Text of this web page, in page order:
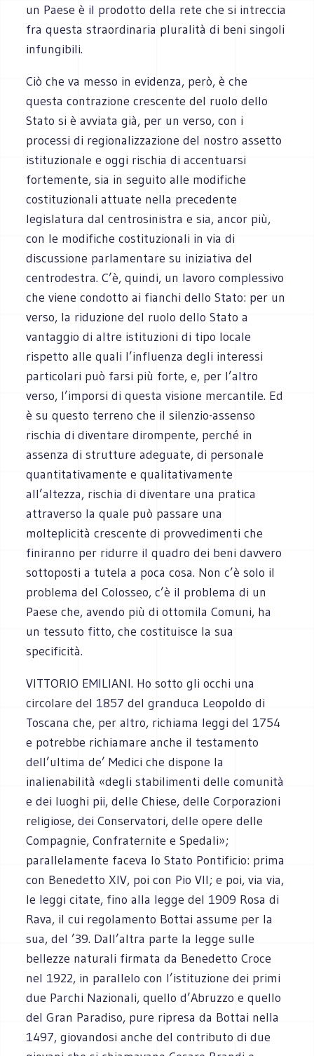
un Paese è il prodotto della rete che si intreccia
fra questa straordinaria pluralità di beni singoli
infungibili.
Ciò che va messo in evidenza, però, è che
questa contrazione crescente del ruolo dello
Stato si è avviata già, per un verso, con i
processi di regionalizzazione del nostro assetto
istituzionale e oggi rischia di accentuarsi
fortemente, sia in seguito alle modifiche
costituzionali attuate nella precedente
legislatura dal centrosinistra e sia, ancor più,
con le modifiche costituzionali in via di
discussione parlamentare su iniziativa del
centrodestra. C’è, quindi, un lavoro complessivo
che viene condotto ai fianchi dello Stato: per un
verso, la riduzione del ruolo dello Stato a
vantaggio di altre istituzioni di tipo locale
rispetto alle quali l’influenza degli interessi
particolari può farsi più forte, e, per l’altro
verso, l’imporsi di questa visione mercantile. Ed
è su questo terreno che il silenzio-assenso
rischia di diventare dirompente, perché in
assenza di strutture adeguate, di personale
quantitativamente e qualitativamente
all’altezza, rischia di diventare una pratica
attraverso la quale può passare una
molteplicità crescente di provvedimenti che
finiranno per ridurre il quadro dei beni davvero
sottoposti a tutela a poca cosa. Non c’è solo il
problema del Colosseo, c’è il problema di un
Paese che, avendo più di ottomila Comuni, ha
un tessuto fitto, che costituisce la sua
specificità.
VITTORIO EMILIANI. Ho sotto gli occhi una
circolare del 1857 del granduca Leopoldo di
Toscana che, per altro, richiama leggi del 1754
e potrebbe richiamare anche il testamento
dell’ultima de’ Medici che dispone la
inalienabilità «degli stabilimenti delle comunità
e dei luoghi pii, delle Chiese, delle Corporazioni
religiose, dei Conservatori, delle opere delle
Compagnie, Confraternite e Spedali»;
parallelamente faceva lo Stato Pontificio: prima
con Benedetto XIV, poi con Pio VII; e poi, via via,
le leggi citate, fino alla legge del 1909 Rosa di
Rava, il cui regolamento Bottai assume per la
sua, del ’39. Dall’altra parte la legge sulle
bellezze naturali firmata da Benedetto Croce
nel 1922, in parallelo con l’istituzione dei primi
due Parchi Nazionali, quello d’Abruzzo e quello
del Gran Paradiso, pure ripresa da Bottai nella
1497, giovandosi anche del contributo di due